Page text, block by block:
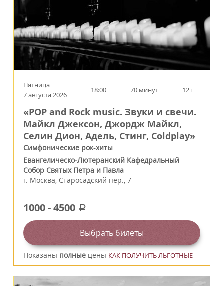
Пятница
7 августа 2026
18:00 70 минут 12+
«POP and Rock music. Звуки и свечи.
Майкл Джексон, Джордж Майкл,
Селин Дион, Адель, Стинг, Coldplay»
Симфонические рок-хиты
Евангелическо-Лютеранский Кафедральный
Собор Святых Петра и Павла
г. Москва, Старосадский пер., 7
1000-4500 a
Выбрать билеты
Показаны полные цены КАК ПОЛУЧИТЬ ЛЬГОТНЫЕ